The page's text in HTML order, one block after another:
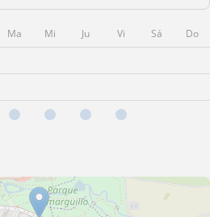
Ma Mi Ju Vi Sá
Do